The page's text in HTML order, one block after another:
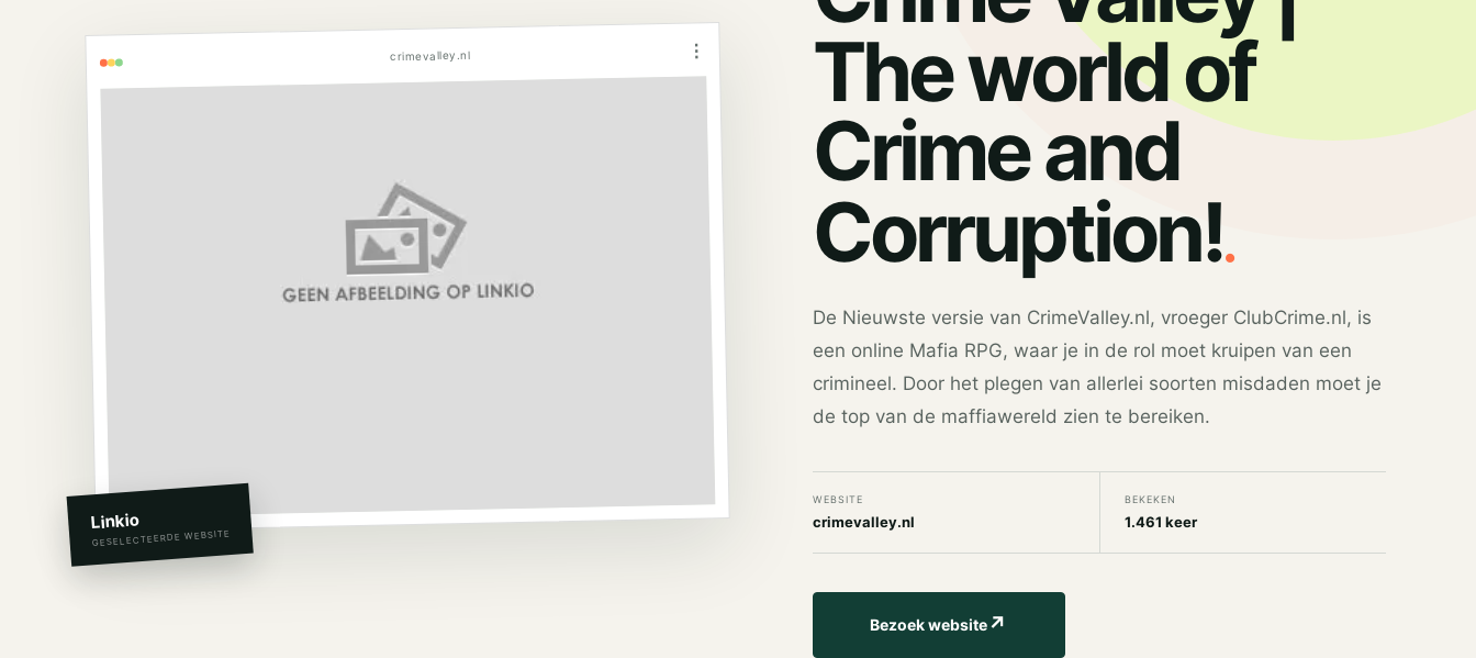
crimevalley.nl ⋮
Linkio
GESELECTEERDE WEBSITE
The world of
Crime and
Corruption!.
De Nieuwste versie van CrimeValley.nl, vroeger ClubCrime.nl, is
een online Mafia RPG, waar je in de rol moet kruipen van een
crimineel. Door het plegen van allerlei soorten misdaden moet je
de top van de maffiawereld zien te bereiken.
WEBSITE
crimevalley.nl
BEKEKEN
1.461 keer
Bezoek website↗